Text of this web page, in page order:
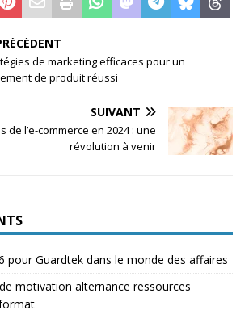
de marketing efficaces pour un
de produit réussi
SUIVANT
de l’e-commerce en 2024 : une
révolution à venir
pour Guardtek dans le monde des affaires
motivation alternance ressources